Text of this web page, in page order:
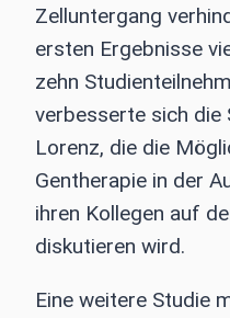
Zelluntergang
ersten Ergebnisse
zehn
verbesserte sich die
Lorenz, die die
Gentherapie in der
ihren Kollegen auf
diskutieren wird.
Eine weitere Studie